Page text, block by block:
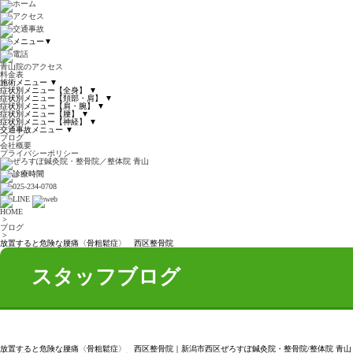
▼
青山院のアクセス
料金表
施術メニュー ▼
症状別メニュー【全身】
▼
症状別メニュー【頚部・肩】
▼
症状別メニュー【肩・腕】
▼
症状別メニュー【腰】
▼
症状別メニュー【神経】
▼
交通事故メニュー ▼
ブログ
会社概要
プライバシーポリシー
HOME
>
ブログ
>
放置すると危険な腰痛〈骨粗鬆症〉 西区整骨院
スタッフブログ
放置すると危険な腰痛〈骨粗鬆症〉 西区整骨院｜新潟市西区ぜろすぽ鍼灸院・整骨院/整体院 青山